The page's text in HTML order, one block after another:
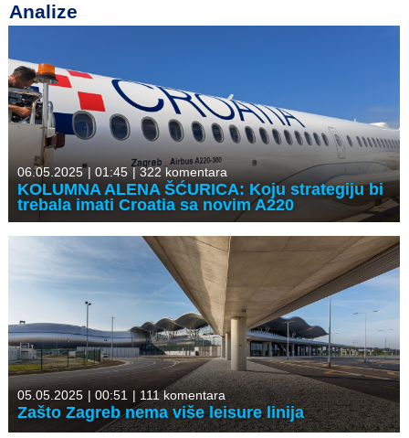
Analize
06.05.2025 | 01:45 | 322 komentara
KOLUMNA ALENA ŠĆURICA: Koju strategiju bi
trebala imati Croatia sa novim A220
05.05.2025 | 00:51 | 111 komentara
Zašto Zagreb nema više leisure linija